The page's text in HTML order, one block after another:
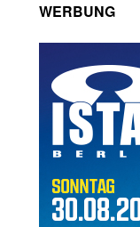
WERBUNG